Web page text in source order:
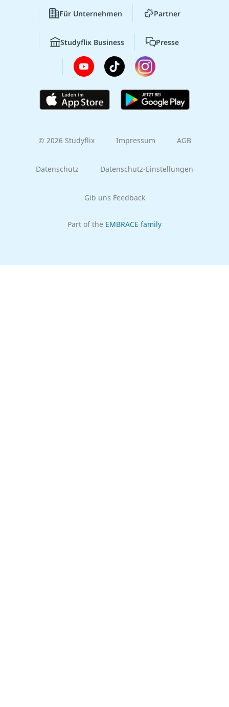
Für Unternehmen Partner
Studyflix Business Presse
© 2026 Studyflix Impressum AGB
Datenschutz Datenschutz-Einstellungen
Gib uns Feedback
Part of the EMBRACE family